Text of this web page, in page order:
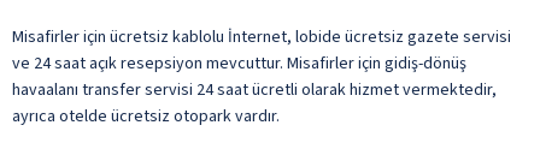
Misafirler için ücretsiz kablolu İnternet, lobide ücretsiz gazete servisi
ve 24 saat açık resepsiyon mevcuttur. Misafirler için gidiş-dönüş
havaalanı transfer servisi 24 saat ücretli olarak hizmet vermektedir,
ayrıca otelde ücretsiz otopark vardır.